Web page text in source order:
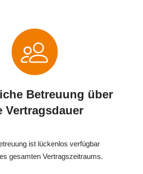
Betreuung über
Vertragsdauer
ist lückenlos verfügbar
gesamten Vertragszeitraums.